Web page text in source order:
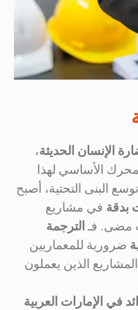
الإنسان الحديثة،
الأساسي لهذا
البنى التحتية، أصبح
بدقة في مشاريع
مضى. فـ الترجمة
ضرورية للمعماريين
الذين يعملون
في الإمارات العربية